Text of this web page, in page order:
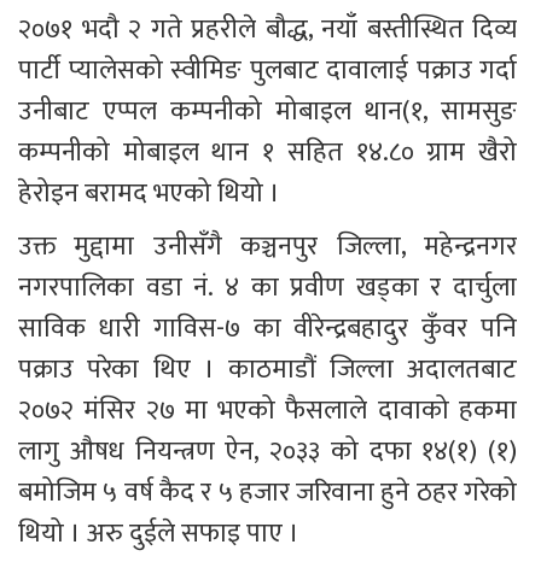
२०७१ भदौ २ गते प्रहरीले बौद्ध, नयाँ बस्तीस्थित दिव्य
पार्टी प्यालेसको स्वीमिङ पुलबाट दावालाई पक्राउ गर्दा
उनीबाट एप्पल कम्पनीको मोबाइल थान(१, सामसुङ
कम्पनीको मोबाइल थान १ सहित १४.८० ग्राम खैरो
हेरोइन बरामद भएको थियो ।
उक्त मुद्दामा उनीसँगै कञ्चनपुर जिल्ला, महेन्द्रनगर
नगरपालिका वडा नं. ४ का प्रवीण खड्का र दार्चुला
साविक धारी गाविस-७ का वीरेन्द्रबहादुर कुँवर पनि
पक्राउ परेका थिए । काठमाडौं जिल्ला अदालतबाट
२०७२ मंसिर २७ मा भएको फैसलाले दावाको हकमा
लागु औषध नियन्त्रण ऐन, २०३३ को दफा १४(१) (१)
बमोजिम ५ वर्ष कैद र ५ हजार जरिवाना हुने ठहर गरेको
थियो । अरु दुईले सफाइ पाए ।